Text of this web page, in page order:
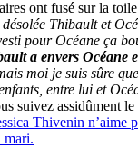
ont fusé sur la
désolée Thibault et
pour Océane ça
a envers Océane
moi je suis sûre
entre lui et
suivez assidûment
Thivenin n’aime
mari.